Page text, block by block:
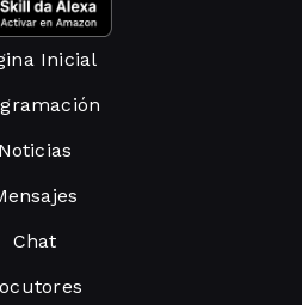
Inicial
Noticias
Chat